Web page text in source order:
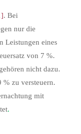
. Bei
nur die
Leistungen eines
von 7 %.
nicht dazu.
% zu versteuern.
mit
.